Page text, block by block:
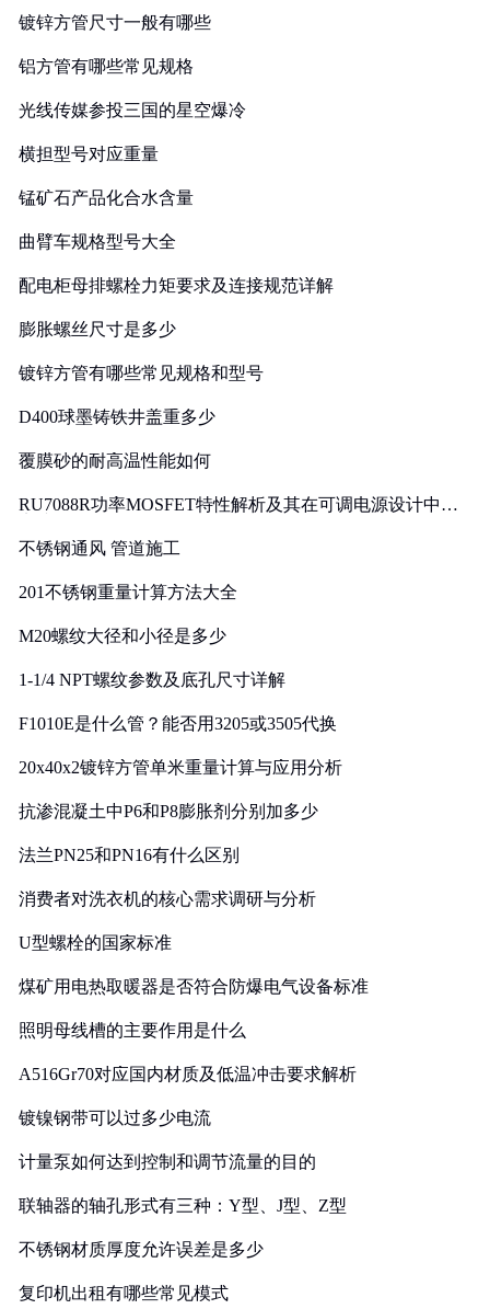
镀锌方管尺寸一般有哪些
铝方管有哪些常见规格
光线传媒参投三国的星空爆冷
横担型号对应重量
锰矿石产品化合水含量
曲臂车规格型号大全
配电柜母排螺栓力矩要求及连接规范详解
膨胀螺丝尺寸是多少
镀锌方管有哪些常见规格和型号
D400球墨铸铁井盖重多少
覆膜砂的耐高温性能如何
RU7088R功率MOSFET特性解析及其在可调电源设计中的
不锈钢通风 管道施工
201不锈钢重量计算方法大全
M20螺纹大径和小径是多少
1-1/4 NPT螺纹参数及底孔尺寸详解
F1010E是什么管？能否用3205或3505代换
20x40x2镀锌方管单米重量计算与应用分析
抗渗混凝土中P6和P8膨胀剂分别加多少
法兰PN25和PN16有什么区别
消费者对洗衣机的核心需求调研与分析
U型螺栓的国家标准
煤矿用电热取暖器是否符合防爆电气设备标准
照明母线槽的主要作用是什么
A516Gr70对应国内材质及低温冲击要求解析
镀镍钢带可以过多少电流
计量泵如何达到控制和调节流量的目的
联轴器的轴孔形式有三种：Y型、J型、Z型
不锈钢材质厚度允许误差是多少
复印机出租有哪些常见模式